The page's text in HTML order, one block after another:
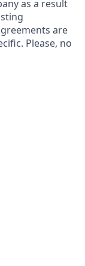
as a result
are
Please, no